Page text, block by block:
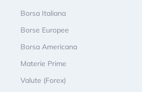
Borsa Italiana
Borse Europee
Borsa Americana
Materie Prime
Valute (Forex)